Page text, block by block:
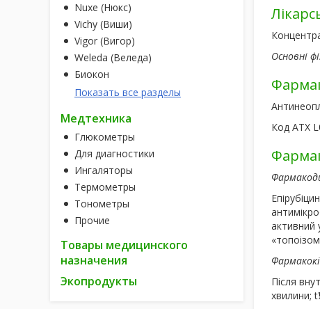
Nuxe (Нюкс)
Vichy (Виши)
Vigor (Вигор)
Weleda (Веледа)
Биокон
Показать все разделы
Медтехника
Глюкометры
Для диагностики
Ингаляторы
Термометры
Тонометры
Прочие
Товары медицинского
назначения
Экопродукты
Основні
Код АТХ
активний
Після
хвилини;